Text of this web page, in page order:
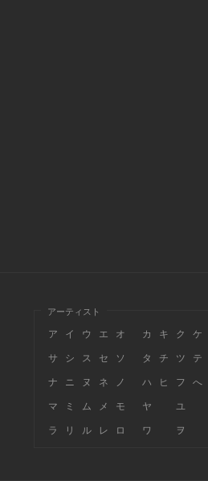
アーティスト
ア イ ウ エ オ カ キ ク ケ
サ シ ス セ ソ タ チ ツ テ
ナ ニ ヌ ネ ノ ハ ヒ フ へ
マ ミ ム メ モ ヤ ユ
ラ リ ル レ ロ ワ ヲ